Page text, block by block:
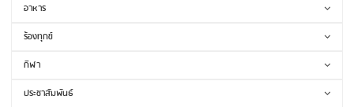
อาหาร
ร้องทุกข์
กีฬา
ประชาสัมพันธ์